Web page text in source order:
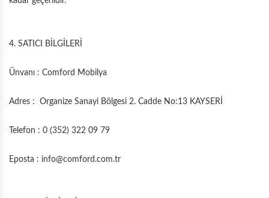
4. SATICI BİLGİLERİ
Ünvanı : Comford Mobilya
Adres : Organize Sanayi Bölgesi 2. Cadde No:13 KAYSERİ
Telefon : 0 (352) 322 09 79
Eposta : info@comford.com.tr